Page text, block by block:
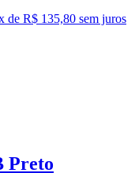
de R$ 135,80 sem juros
Preto